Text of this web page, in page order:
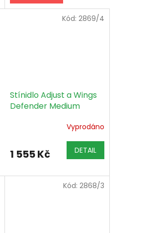
Stínidlo Adjust a Wings
Defender Medium
Vyprodáno
1 555 Kč DETAIL
Kód: 2869/4
Kód: 2868/3